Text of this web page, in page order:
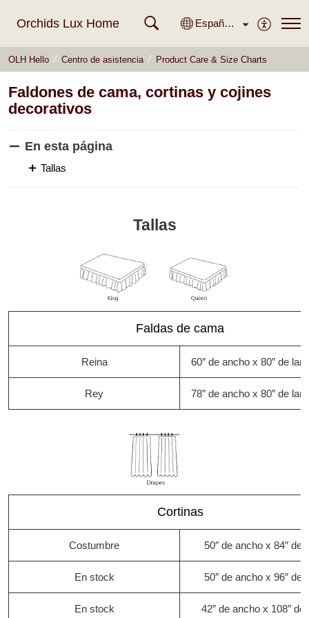
Orchids Lux Home Español (España)
OLH Hello Centro de asistencia Product Care & Size Charts
Faldones de cama, cortinas y cojines
decorativos
En esta página
Tallas
Tallas
Faldas de cama
Reina 60″ de ancho x 80″ de
Rey 78″ de ancho x 80″ de
Cortinas
Costumbre 50″ de ancho x 84″ de
En stock 50″ de ancho x 96″ de
En stock 42″ de ancho x 108″ de